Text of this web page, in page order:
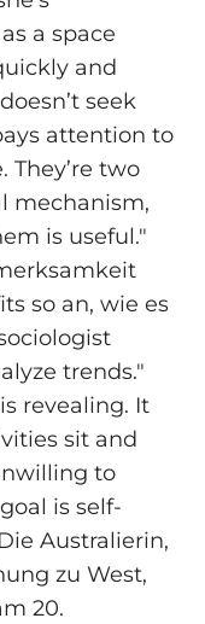
a space
and
seek
attention to
two
mechanism,
is useful."
so an, wie es
trends."
revealing. It
sit and
to
is self-
Australierin,
zu West,
20.